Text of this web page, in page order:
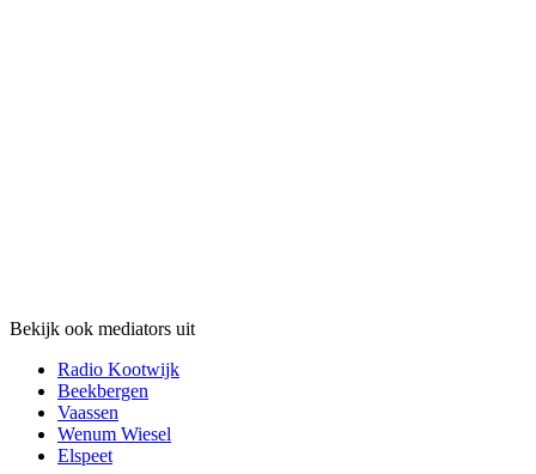
Bekijk ook mediators uit
Radio Kootwijk
Beekbergen
Vaassen
Wenum Wiesel
Elspeet